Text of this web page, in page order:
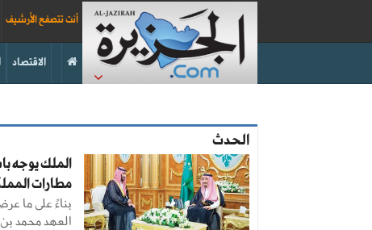
أنت تتصفح الأرشيف
الاقتصاد
الحدث
الملك يوجه
مطارات
بناءً على ما
العهد محمد